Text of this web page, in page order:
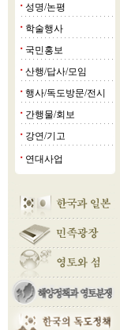
■ 성명/논평
■ 학술행사
■ 국민홍보
■ 산행/답사/모임
■ 행사/독도방문/전시
■ 간행물/회보
■ 강연/기고
■ 연대사업